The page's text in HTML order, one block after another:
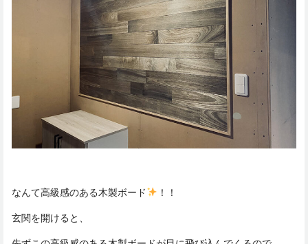
なんて高級感のある木製ボード ！！
玄関を開けると、